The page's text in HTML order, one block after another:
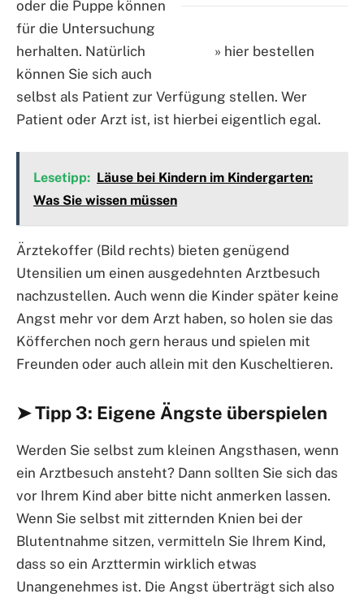
» hier bestellen
oder die Puppe können
für die Untersuchung
herhalten. Natürlich
können Sie sich auch
selbst als Patient zur Verfügung stellen. Wer
Patient oder Arzt ist, ist hierbei eigentlich egal.
Lesetipp: Läuse bei Kindern im Kindergarten:
Was Sie wissen müssen
Ärztekoffer (Bild rechts) bieten genügend
Utensilien um einen ausgedehnten Arztbesuch
nachzustellen. Auch wenn die Kinder später keine
Angst mehr vor dem Arzt haben, so holen sie das
Köfferchen noch gern heraus und spielen mit
Freunden oder auch allein mit den Kuscheltieren.
➤ Tipp 3: Eigene Ängste überspielen
Werden Sie selbst zum kleinen Angsthasen, wenn
ein Arztbesuch ansteht? Dann sollten Sie sich das
vor Ihrem Kind aber bitte nicht anmerken lassen.
Wenn Sie selbst mit zitternden Knien bei der
Blutentnahme sitzen, vermitteln Sie Ihrem Kind,
dass so ein Arzttermin wirklich etwas
Unangenehmes ist. Die Angst überträgt sich also